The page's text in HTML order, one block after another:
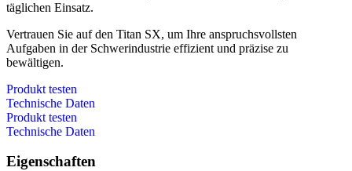
täglichen Einsatz.
Vertrauen Sie auf den Titan SX, um Ihre anspruchsvollsten
Aufgaben in der Schwerindustrie effizient und präzise zu
bewältigen.
Produkt testen
Technische Daten
Produkt testen
Technische Daten
Eigenschaften